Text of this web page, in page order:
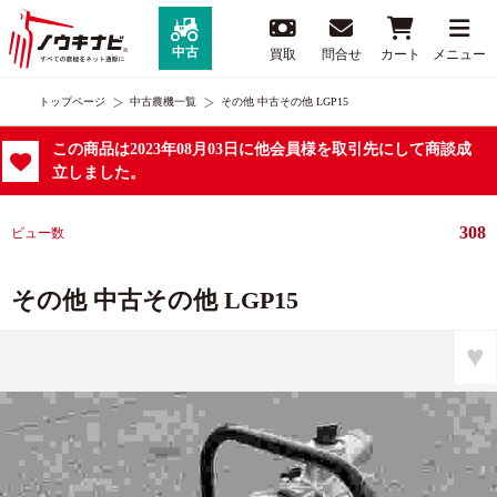
中古 買取 問合せ カート メニュー
トップページ 中古農機一覧 その他 中古その他 LGP15
この商品は2023年08月03日に他会員様を取引先にして商談成
立しました。
ビュー数 308
その他 中古その他 LGP15
♥